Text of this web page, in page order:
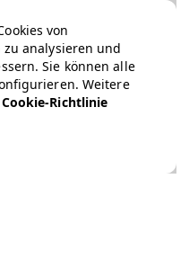
von
analysieren und
Sie können alle
Weitere
Cookie-Richtlinie